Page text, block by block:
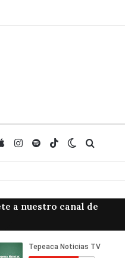
AppleInstagram
SpotifyTikTokSwitch skin
a nuestro canal de